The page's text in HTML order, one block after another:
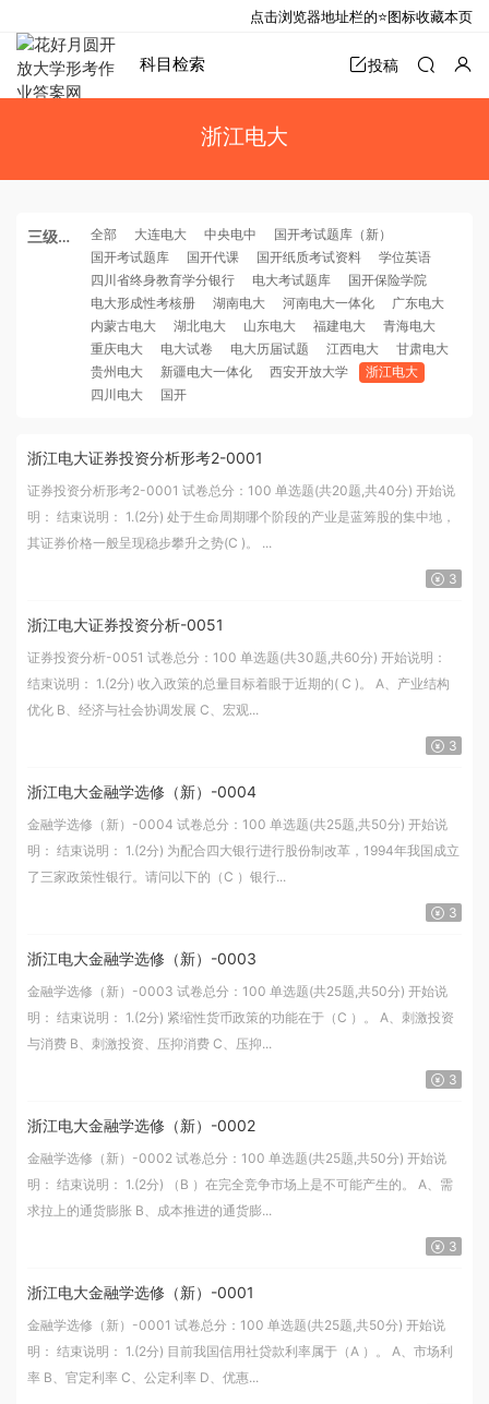
科目检索 投稿
浙江电大
三级分
全部 大连电大 中央电中
国开考试题库（新）
国开考试题库
国开代课 国开纸质考试资料
学位英语
四川省终身教育学分银行
电大考试题库
国开保险学院
电大形成性考核册
湖南电大 河南电大一体化
广东电大
内蒙古电大
湖北电大 山东电大 福建电大
青海电大
重庆电大
电大试卷 电大历届试题 江西电大
甘肃电大
贵州电大
新疆电大一体化 西安开放大学
浙江电大
四川电大
国开
浙江电大证券投资分析形考2-0001
证券投资分析形考2-0001 试卷总分：100 单选题(共20题,共40分) 开始说
明： 结束说明： 1.(2分) 处于生命周期哪个阶段的产业是蓝筹股的集中地，
其证券价格一般呈现稳步攀升之势(C )。 ...
3
浙江电大证券投资分析-0051
证券投资分析-0051 试卷总分：100 单选题(共30题,共60分) 开始说明：
结束说明： 1.(2分) 收入政策的总量目标着眼于近期的( C )。 A、产业结构
优化 B、经济与社会协调发展 C、宏观...
3
浙江电大金融学选修（新）-0004
金融学选修（新）-0004 试卷总分：100 单选题(共25题,共50分) 开始说
明： 结束说明： 1.(2分) 为配合四大银行进行股份制改革，1994年我国成立
了三家政策性银行。请问以下的（C ）银行...
3
浙江电大金融学选修（新）-0003
金融学选修（新）-0003 试卷总分：100 单选题(共25题,共50分) 开始说
明： 结束说明： 1.(2分) 紧缩性货币政策的功能在于（C ）。 A、刺激投资
与消费 B、刺激投资、压抑消费 C、压抑...
3
浙江电大金融学选修（新）-0002
金融学选修（新）-0002 试卷总分：100 单选题(共25题,共50分) 开始说
明： 结束说明： 1.(2分) （B ）在完全竞争市场上是不可能产生的。 A、需
求拉上的通货膨胀 B、成本推进的通货膨...
3
浙江电大金融学选修（新）-0001
金融学选修（新）-0001 试卷总分：100 单选题(共25题,共50分) 开始说
明： 结束说明： 1.(2分) 目前我国信用社贷款利率属于（A ）。 A、市场利
率 B、官定利率 C、公定利率 D、优惠...
点击浏览器地址栏的⭐图标收藏本页